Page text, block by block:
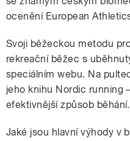
ocenění European
Svoji běžeckou metodu
rekreační běžec s
speciálním webu. Na
jeho knihu Nordic running
efektivnější způsob běhání.
Jaké jsou hlavní výhody v